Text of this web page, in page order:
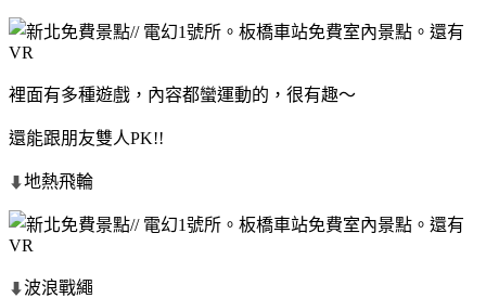
裡面有多種遊戲，內容都蠻運動的，很有趣～
還能跟朋友雙人PK!!
⬇地熱飛輪
⬇波浪戰繩